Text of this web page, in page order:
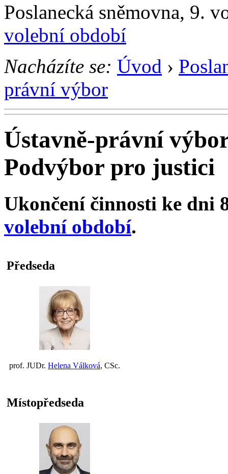
Poslanecká sněmovna, 9.
volební období
Nacházíte se: Úvod ›
právní výbor
Ústavně-právní
Podvýbor pro justici
Ukončení činnosti ke dni
volební období.
Předseda
prof. JUDr. Helena Válková, CSc.
Místopředseda